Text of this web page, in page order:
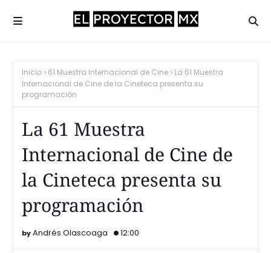
Inicio 61 Muestra Internacional de Cine
La 61 Muestra
Internacional de Cine de la Cineteca presenta su
programación
La 61 Muestra
Internacional de Cine de
la Cineteca presenta su
programación
Andrés Olascoaga 12:00